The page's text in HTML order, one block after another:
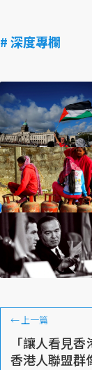
# 深度專欄
← 上一篇
「讓人看見
香港人聯盟群